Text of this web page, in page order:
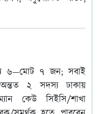
৬—মোট ৭ জন; সবাই
২ সদস্য ঢাকায়
কেউ সিইসি/শাখা